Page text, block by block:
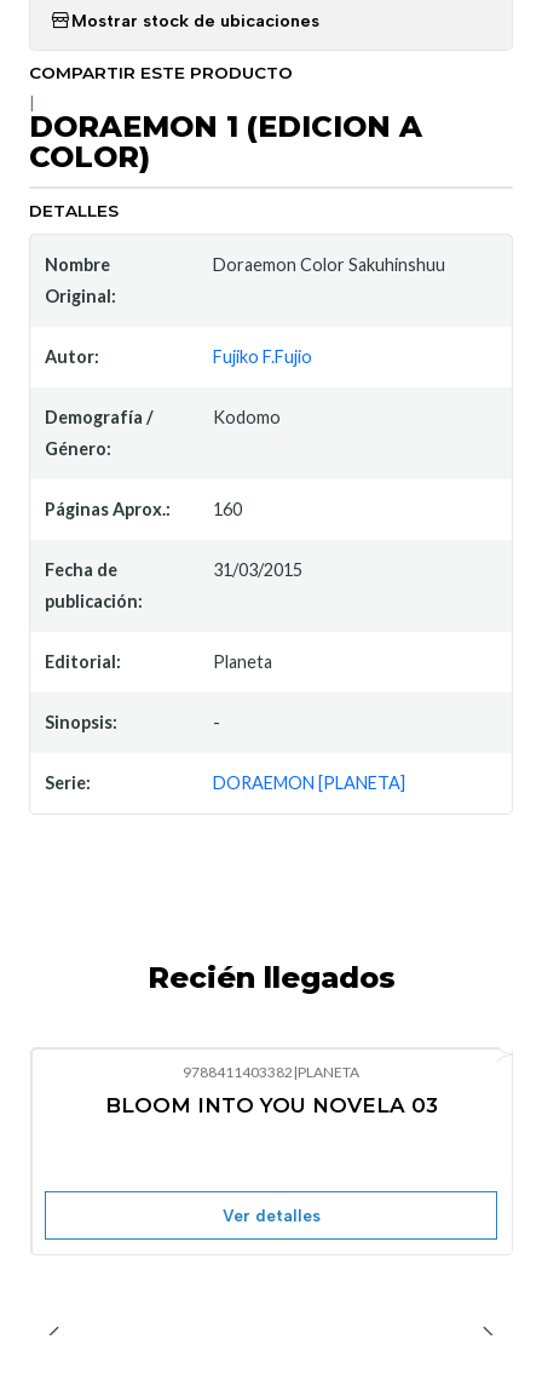
Mostrar stock de ubicaciones
COMPARTIR ESTE PRODUCTO
DORAEMON 1 (EDICION A
COLOR)
DETALLES
Nombre
Original:
Doraemon Color Sakuhinshuu
Autor: Fujiko F.Fujio
Demografía /
Género:
Kodomo
Páginas Aprox.: 160
Fecha de
publicación:
31/03/2015
Editorial: Planeta
Sinopsis: -
Serie: DORAEMON [PLANETA]
Recién llegados
9788411403382 |PLANETA
BLOOM INTO YOU NOVELA 03
Ver detalles